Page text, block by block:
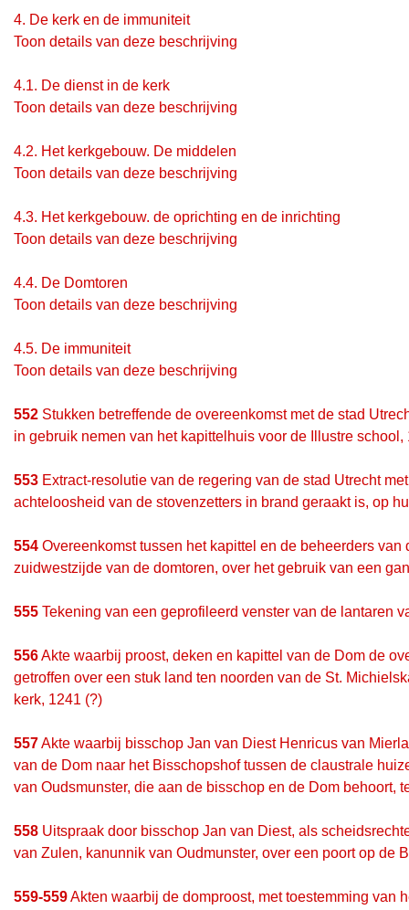
4. De kerk en de immuniteit
Toon details van deze beschrijving
4.1. De dienst in de kerk
Toon details van deze beschrijving
4.2. Het kerkgebouw. De middelen
Toon details van deze beschrijving
4.3. Het kerkgebouw. de oprichting en de inrichting
Toon details van deze beschrijving
4.4. De Domtoren
Toon details van deze beschrijving
4.5. De immuniteit
Toon details van deze beschrijving
552 Stukken betreffende de overeenkomst met de stad
in gebruik nemen van het kapittelhuis voor de Illustre
553 Extract-resolutie van de regering van de stad Utrecht
achteloosheid van de stovenzetters in brand geraakt is, op
554 Overeenkomst tussen het kapittel en de beheerders
zuidwestzijde van de domtoren, over het gebruik van een
555 Tekening van een geprofileerd venster van de lantaren
556Akte waarbij proost, deken en kapittel van de Dom de
getroffen over een stuk land ten noorden van de St.
kerk, 1241 (?)
557Akte waarbij bisschop Jan van Diest Henricus van
van de Dom naar het Bisschopshof tussen de claustrale
van Oudsmunster, die aan de bisschop en de Dom behoort,
558 Uitspraak door bisschop Jan van Diest, als
van Zulen, kanunnik van Oudmunster, over een poort op de
559-559Akten waarbij de domproost, met toestemming van